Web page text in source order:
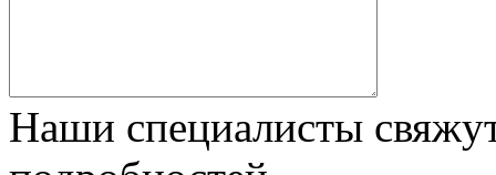
Наши специалисты